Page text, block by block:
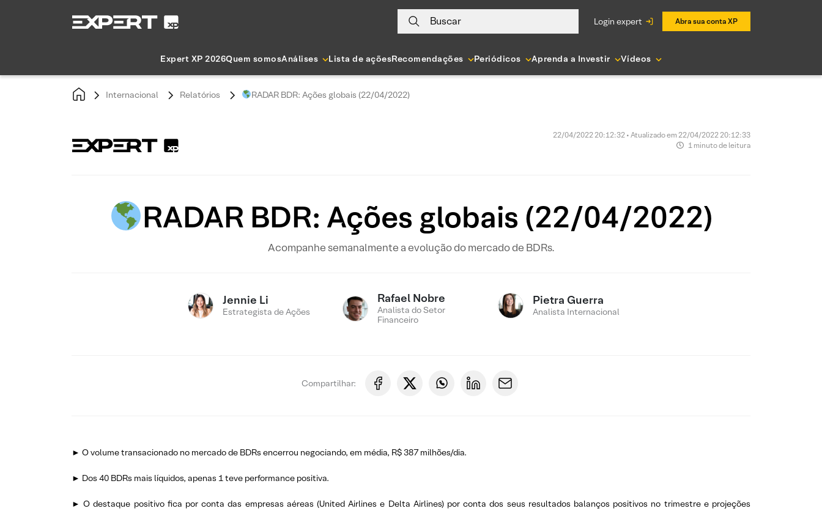
Buscar login expert Abra sua conta XP
Expert XP 2026Quem somosAnálises Lista de açõesRecomendações Periódicos Aprenda a Investir Vídeos
Internacional Relatórios RADAR BDR: Ações globais (22/04/2022)
22/04/2022 20:12:32 • Atualizado em 22/04/2022 20:12:33
1 minuto de leitura
RADAR BDR: Ações globais (22/04/2022)
Acompanhe semanalmente a evolução do mercado de BDRs.
Jennie Li
Estrategista de Ações
Rafael Nobre
Analista do Setor
Financeiro
Pietra Guerra
Analista Internacional
Compartilhar:
► O volume transacionado no mercado de BDRs encerrou negociando, em média, R$ 387 milhões/dia.
► Dos 40 BDRs mais líquidos, apenas 1 teve performance positiva.
► O destaque positivo fica por conta das empresas aéreas (United Airlines e Delta Airlines) por conta dos seus resultados balanços positivos no trimestre e projeções